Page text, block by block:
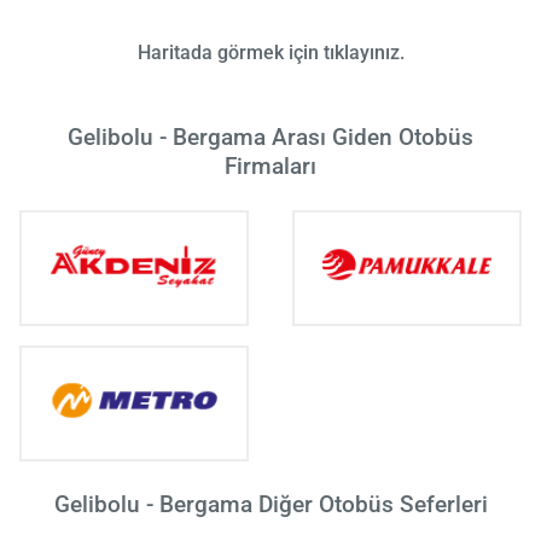
Haritada görmek için tıklayınız.
Gelibolu - Bergama Arası Giden Otobüs
Firmaları
Gelibolu - Bergama Diğer Otobüs Seferleri